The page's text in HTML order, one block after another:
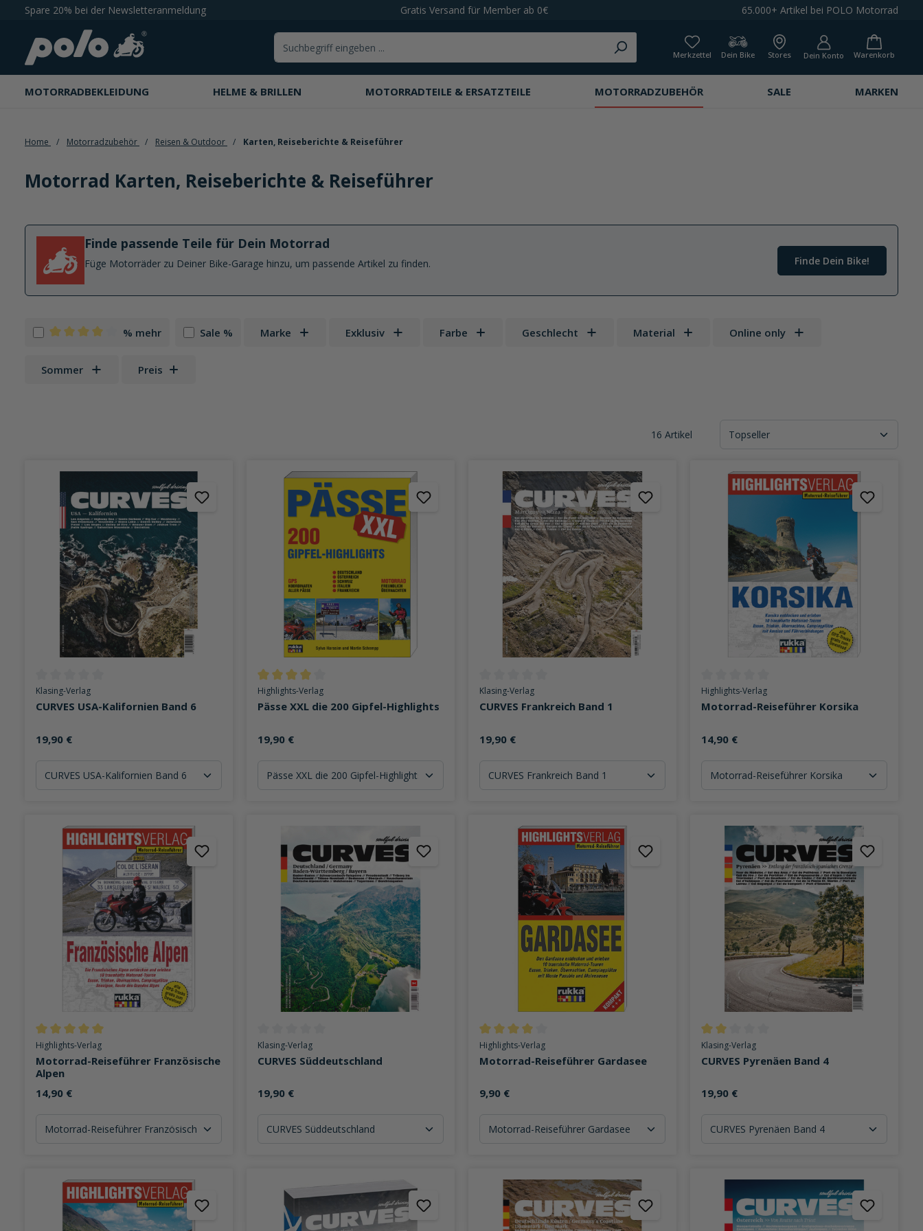
Zur Hauptnavigation springen
Spare 20% bei der Newsletteranmeldung Gratis Versand für Member ab 0€ 65.000+ Artikel bei POLO Motorrad
Merkzettel Dein Bike Stores Dein Konto Warenkorb
MOTORRADBEKLEIDUNG HELME & BRILLEN MOTORRADTEILE & ERSATZTEILE MOTORRADZUBEHÖR SALE MARKEN
Home Motorradzubehör Reisen & Outdoor Karten, Reiseberichte & Reiseführer
Motorrad Karten, Reiseberichte & Reiseführer
Finde passende Teile für Dein Motorrad
Füge Motorräder zu Deiner Bike-Garage hinzu, um passende Artikel zu finden. Finde Dein Bike!
% mehr Sale % Marke Exklusiv Farbe Geschlecht Material Online only
Sommer Preis
16 Artikel
Durchschnittliche Bewertung von 0 von 5 Sternen
Klasing-Verlag
CURVES USA-Kalifornien Band 6
19,90 €
Durchschnittliche Bewertung von 4 von 5 Sternen
Highlights-Verlag
Pässe XXL die 200 Gipfel-Highlights
19,90 €
Durchschnittliche Bewertung von 0 von 5 Sternen
Klasing-Verlag
CURVES Frankreich Band 1
19,90 €
Durchschnittliche Bewertung von 0 von 5 Sternen
Highlights-Verlag
Motorrad-Reiseführer Korsika
14,90 €
Durchschnittliche Bewertung von 5 von 5 Sternen
Highlights-Verlag
Motorrad-Reiseführer Französische
Alpen
14,90 €
Durchschnittliche Bewertung von 0 von 5 Sternen
Klasing-Verlag
CURVES Süddeutschland
19,90 €
Durchschnittliche Bewertung von 4 von 5 Sternen
Highlights-Verlag
Motorrad-Reiseführer Gardasee
9,90 €
Durchschnittliche Bewertung von 2 von 5 Sternen
Klasing-Verlag
CURVES Pyrenäen Band 4
19,90 €